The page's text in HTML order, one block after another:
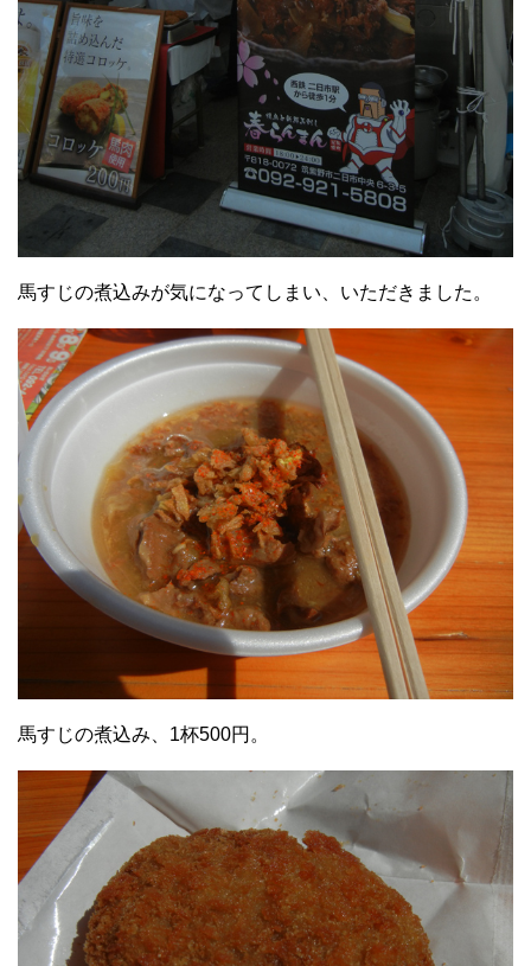
馬すじの煮込みが気になってしまい、いただきました。
馬すじの煮込み、1杯500円。